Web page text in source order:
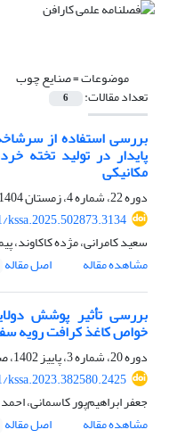
موضوعات =صنایع چوب
تعداد مقالات: 6
بررسی استفاده از
پایدار در تولید تخته
مکانیکی
دوره 22، شماره 4، زمستان 1404
kssa.2025.502873.3134
سعید کامرانی، مژده
مشاهده مقاله
اصل مقاله
بررسی تأثیر پوشش
خواص کاغذ کرافت رویه
دوره 20، شماره 3، پاییز 1402، صفحه
kssa.2023.382580.2425
جعفر ابراهیم‌پور کاسمانی، احمد
مشاهده مقاله
اصل مقاله